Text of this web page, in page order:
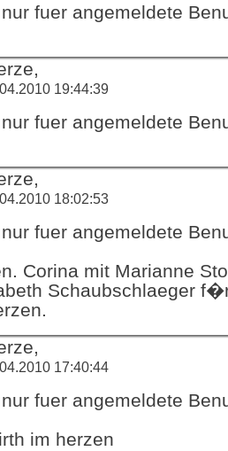
fuer angemeldete
19:44:39
fuer angemeldete
18:02:53
fuer angemeldete
Corina mit Marianne
Schaubschlaeger
17:40:44
fuer angemeldete
im herzen